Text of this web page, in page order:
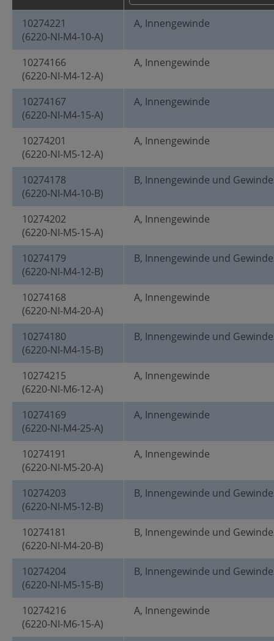
10274221
(6220-NI-M4-10-A)
A, Innengewinde
10274166
(6220-NI-M4-12-A)
A, Innengewinde
10274167
(6220-NI-M4-15-A)
A, Innengewinde
10274201
(6220-NI-M5-12-A)
A, Innengewinde
10274178
(6220-NI-M4-10-B)
B, Innengewinde und
10274202
(6220-NI-M5-15-A)
A, Innengewinde
10274179
(6220-NI-M4-12-B)
B, Innengewinde und
10274168
(6220-NI-M4-20-A)
A, Innengewinde
10274180
(6220-NI-M4-15-B)
B, Innengewinde und
10274215
(6220-NI-M6-12-A)
A, Innengewinde
10274169
(6220-NI-M4-25-A)
A, Innengewinde
10274191
(6220-NI-M5-20-A)
A, Innengewinde
10274203
(6220-NI-M5-12-B)
B, Innengewinde und
10274181
(6220-NI-M4-20-B)
B, Innengewinde und
10274204
(6220-NI-M5-15-B)
B, Innengewinde und
10274216
(6220-NI-M6-15-A)
A, Innengewinde